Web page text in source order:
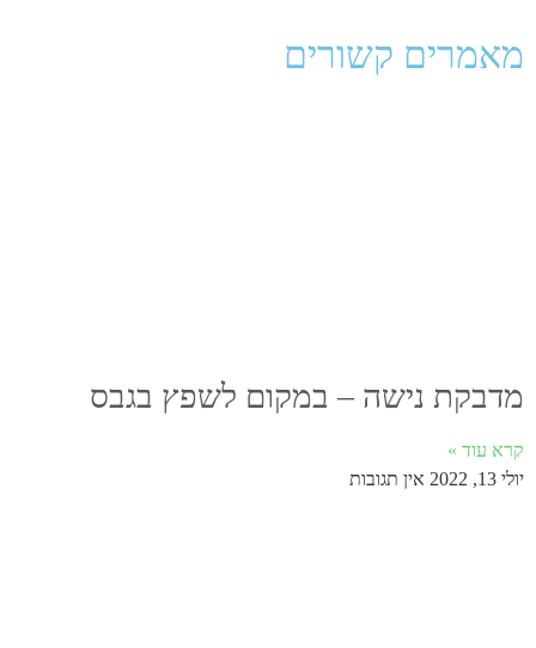
מאמרים קשורים
מדבקת נישה – במקום לשפץ בגבס
קרא עוד »
יולי 13, 2022
אין תגובות